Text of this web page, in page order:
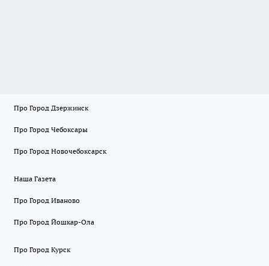
Про Город Дзержинск
Про Город Чебоксары
Про Город Новочебоксарск
Наша Газета
Про Город Иваново
Про Город Йошкар-Ола
Про Город Курск